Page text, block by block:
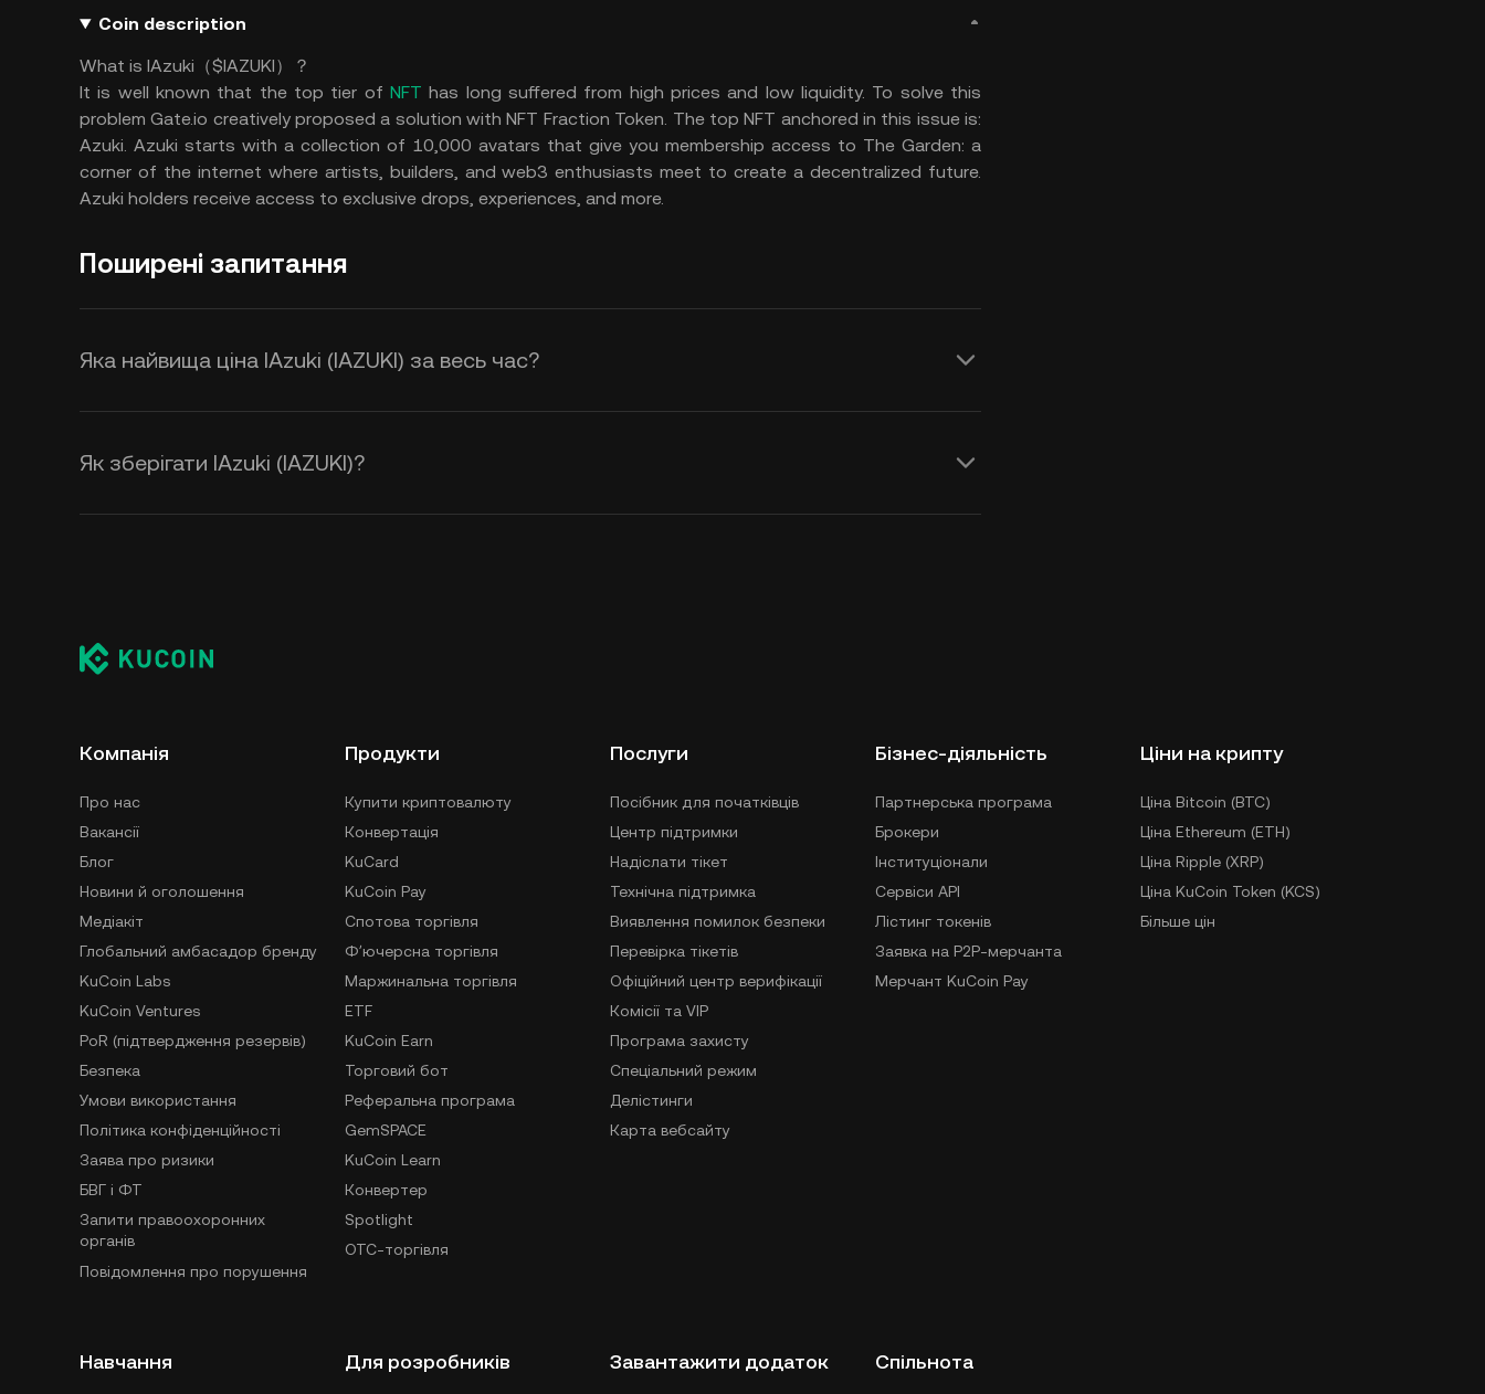
Coin description
What is IAzuki（$IAZUKI）？
It is well known that the top tier of NFT has long suffered from high prices and low liquidity. To solve this
problem Gate.io creatively proposed a solution with NFT Fraction Token. The top NFT anchored in this issue is:
Azuki. Azuki starts with a collection of 10,000 avatars that give you membership access to The Garden: a
corner of the internet where artists, builders, and web3 enthusiasts meet to create a decentralized future.
Azuki holders receive access to exclusive drops, experiences, and more.
Поширені запитання
Яка найвища ціна IAzuki (IAZUKI) за весь час?
Як зберігати IAzuki (IAZUKI)?
Компанія
Про нас
Вакансії
Блог
Новини й оголошення
Медіакіт
Глобальний амбасадор бренду
KuCoin Labs
KuCoin Ventures
PoR (підтвердження резервів)
Безпека
Умови використання
Політика конфіденційності
Заява про ризики
БВГ і ФТ
Запити правоохоронних
органів
Повідомлення про порушення
Продукти
Купити криптовалюту
Конвертація
KuCard
KuCoin Pay
Спотова торгівля
Фʼючерсна торгівля
Маржинальна торгівля
ETF
KuCoin Earn
Торговий бот
Реферальна програма
GemSPACE
KuCoin Learn
Конвертер
Spotlight
OTC-торгівля
Послуги
Посібник для початківців
Центр підтримки
Надіслати тікет
Технічна підтримка
Виявлення помилок безпеки
Перевірка тікетів
Офіційний центр верифікації
Комісії та VIP
Програма захисту
Спеціальний режим
Делістинги
Карта вебсайту
Бізнес-діяльність
Партнерська програма
Брокери
Інституціонали
Сервіси API
Лістинг токенів
Заявка на P2P-мерчанта
Мерчант KuCoin Pay
Ціни на крипту
Ціна Bitcoin (BTC)
Ціна Ethereum (ETH)
Ціна Ripple (XRP)
Ціна KuCoin Token (KCS)
Більше цін
Навчання Для розробників Завантажити додаток Спільнота